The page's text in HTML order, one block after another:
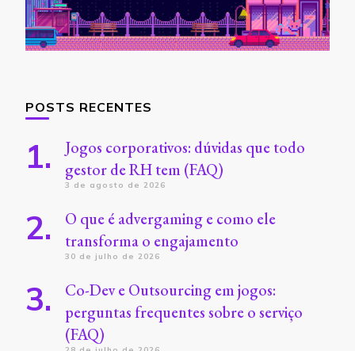
POSTS RECENTES
Jogos corporativos: dúvidas que todo
gestor de RH tem (FAQ)
3 de agosto de 2026
O que é advergaming e como ele
transforma o engajamento
30 de julho de 2026
Co-Dev e Outsourcing em jogos:
perguntas frequentes sobre o serviço
(FAQ)